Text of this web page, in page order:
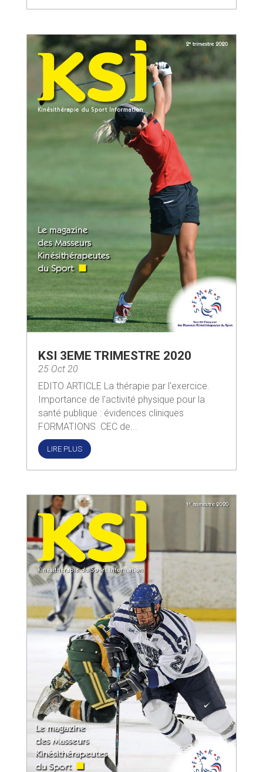
KSI 3EME TRIMESTRE 2020
25 Oct 20
EDITO ARTICLE La thérapie par l'exercice.
Importance de l'activité physique pour la
santé publique : évidences cliniques
FORMATIONS CEC de...
LIRE PLUS